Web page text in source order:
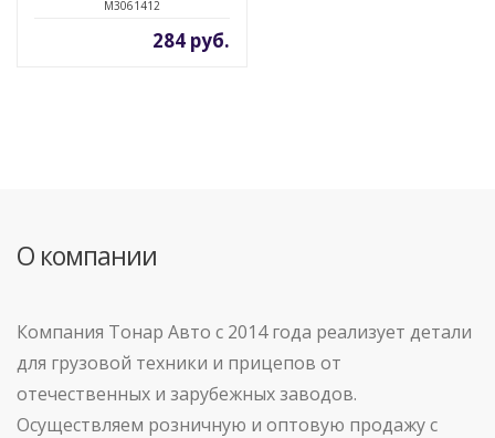
M3061412
284 руб.
О компании
Компания Тонар Авто с 2014 года реализует детали
для грузовой техники и прицепов от
отечественных и зарубежных заводов.
Осуществляем розничную и оптовую продажу с